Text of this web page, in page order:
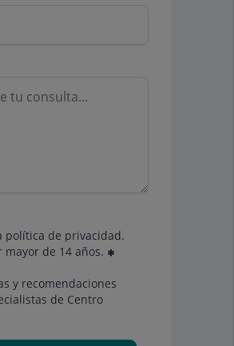
política de privacidad.
mayor de 14 años.
y recomendaciones
de Centro